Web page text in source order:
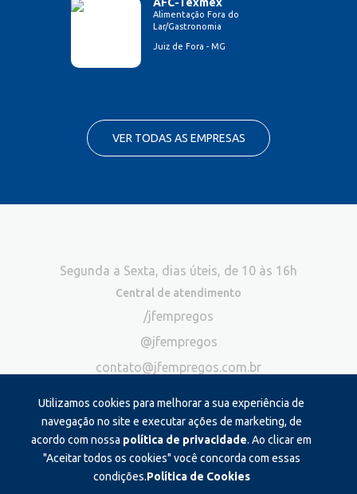
Alimentação Fora do
Lar/Gastronomia
Juiz de Fora - MG
VER TODAS AS EMPRESAS
Utilizamos cookies para melhorar a sua experiência de
navegação no site e executar ações de marketing, de
acordo com nossa política de privacidade. Ao clicar em
"Aceitar todos os cookies" você concorda com essas
condições.Política de Cookies
Segunda a Sexta, dias úteis, de 10 às 16h
Central de atendimento
/jfempregos
@jfempregos
contato@jfempregos.com.br
Publicidade
*Exclusivo para atendimento via chat. Não atendemos ligações neste
canal
Produzido e administrado por: